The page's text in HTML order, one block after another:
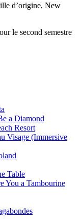
d’origine, New
le second semestre
a Diamond
Resort
Visage (Immersive
Table
You a Tambourine